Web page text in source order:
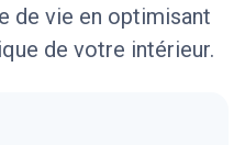
de vie en optimisant
de votre intérieur.